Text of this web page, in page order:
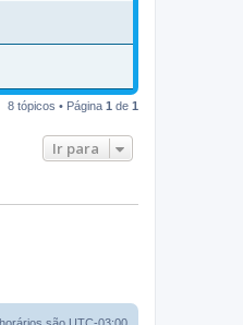
8 tópicos • Página 1 de 1
Ir para
são UTC-03:00